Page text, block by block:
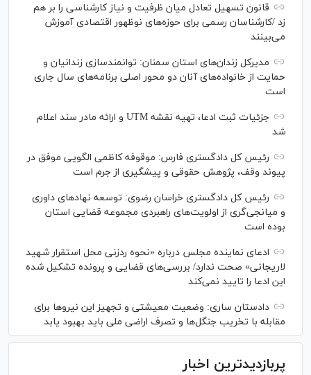
قانون تسهیل تعادل میان ظرفیت و نیاز کارشناسی را بر هم
زد /کارشناسان رسمی برای حوزه‌های نوظهور اقتصادی آموزش
می‌بینند
مدیرکل زندان‌های استان سمنان: توانمندسازی زندانیان و
حمایت از خانواده‌های آنان دو محور اصلی برنامه‌های سال جاری
است
جزئیات ثبت ادعا، تهیه نقشه UTM و ارائه مادر سند اعلام
شد
رئیس کل دادگستری فارس: موقوفه کاظمی الگویی موفق در
پیوند وقف، پژوهش حقوقی و پیشگیری از جرم است
رئیس کل دادگستری خراسان رضوی: توسعه نهاد‌های داوری
و میانجی‌گری از اولویت‌های راهبردی مجموعه قضایی استان
بوده است
ادعای نماینده مجلس درباره «نحوه ردزنی محل استقرار شهید
لاریجانی» صحت ندارد/ بررسی‌های قضایی و پرونده تشکیل شده
این ادعا را تایید نمی‌کند
دادستان ساری: وضعیت معیشتی و تجهیز این نیرو‌ها برای
مقابله با تخریب جنگل‌ها و تصرف اراضی ملی باید بهبود یابد
پربازدیدترین اخبار